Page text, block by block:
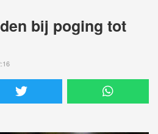
bij poging tot